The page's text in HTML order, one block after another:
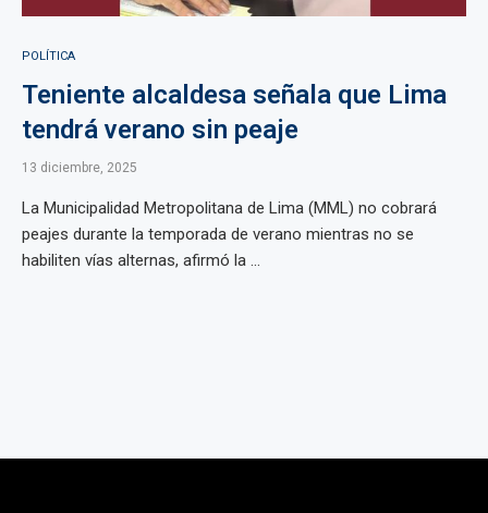
POLÍTICA
Teniente alcaldesa señala que Lima
tendrá verano sin peaje
13 diciembre, 2025
La Municipalidad Metropolitana de Lima (MML) no cobrará
peajes durante la temporada de verano mientras no se
habiliten vías alternas, afirmó la ...